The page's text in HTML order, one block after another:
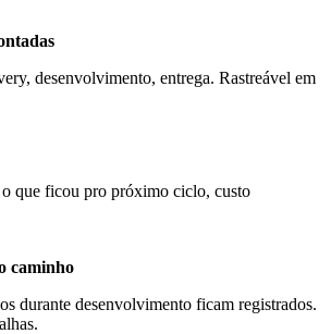
desenvolvimento, entrega. Rastreável em
que ficou pro próximo ciclo, custo
caminho
durante desenvolvimento ficam registrados.